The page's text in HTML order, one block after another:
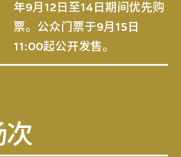
年9月12日至14日期间优先购
票。公众门票于9月15日
11:00起公开发售。
次